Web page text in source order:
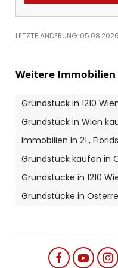
LETZTE ÄNDERUNG:
Weitere Immobilien
Grundstück in 1210
Grundstück in Wien
Immobilien in 21.,
Grundstück kaufen in
Grundstücke in 1210
Grundstücke in
Social